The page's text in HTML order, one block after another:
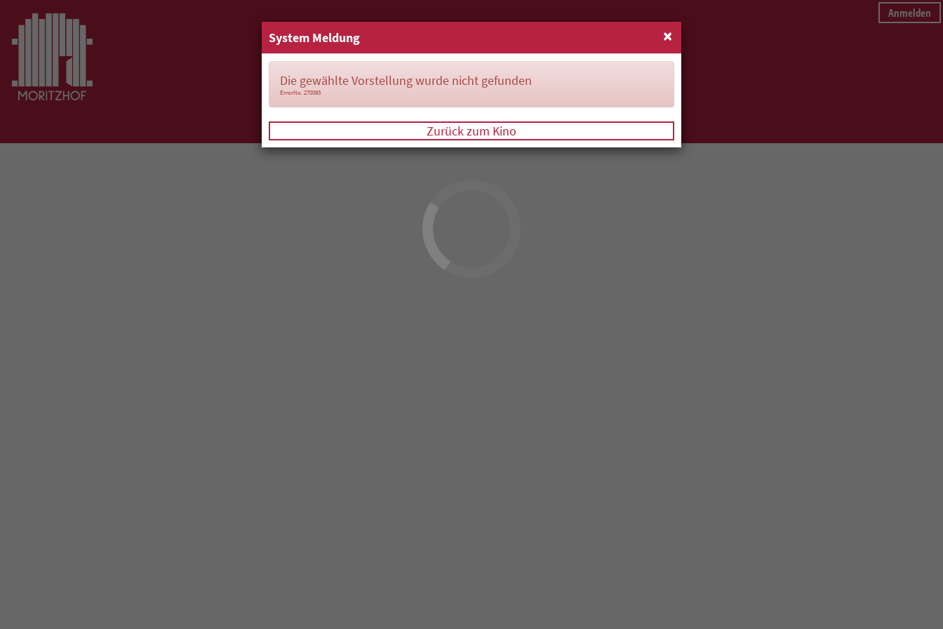
Anmelden
×
System Meldung
Die gewählte Vorstellung wurde nicht gefunden
ErrorNo. 270083
Zurück zum Kino